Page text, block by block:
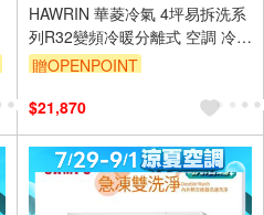
HAWRIN 華菱冷氣 4坪易拆洗系
列R32變頻冷暖分離式 空調 冷氣
DTC-28KIGSH/DNE-28KIGSH
贈OPENPOINT
$21,870